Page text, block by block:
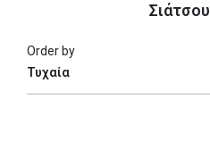
Σιάτσου
Τυχαία
Order by